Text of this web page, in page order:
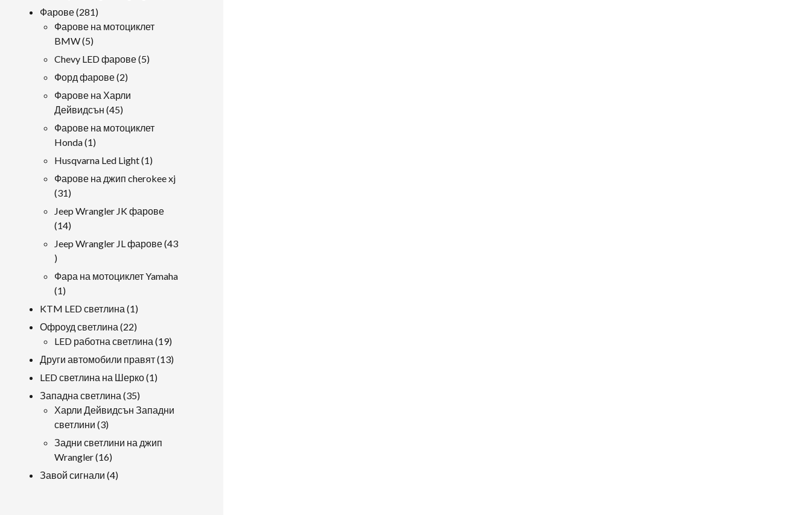
Фарове 281281
продукти
Фарове на мотоциклет
BMW 55
продукти
Chevy LED фарове 55
Форд фарове 22
продукти
Фарове на Харли
Дейвидсън 4545
продукти
Фарове на мотоциклет
Honda 11
продукт
Husqvarna Led Light 11
продукт
Фарове на джип cherokee xj
3131
продукти
Jeep Wrangler JK фарове
1414
продукти
Jeep Wrangler JL фарове 43
43
продукти
Фара на мотоциклет Yamaha
11
продукт
KTM LED светлина 11
продукт
Офроуд светлина 2222
продукти
LED работна светлина 1919
продукти
Други автомобили правят 1313
LED светлина на Шерко 11
Западна светлина 3535
продукти
Харли Дейвидсън Западни
светлини 33
продукти
Задни светлини на джип
Wrangler 1616
продукти
Завой сигнали 44